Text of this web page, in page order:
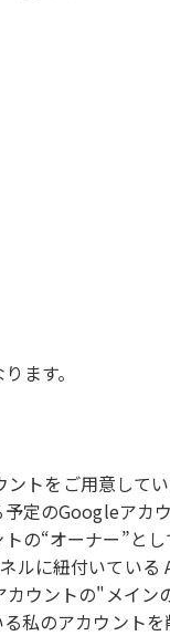
ます。
トをご用意して
定のGoogleアカ
の“オーナー”と
に紐付いている
ウントの"メイ
私のアカウント